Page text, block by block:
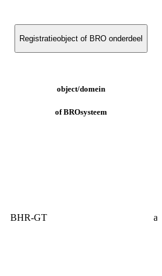
Registratieobject of BRO onderdeel
object/domein
of BROsysteem
BHR-GT